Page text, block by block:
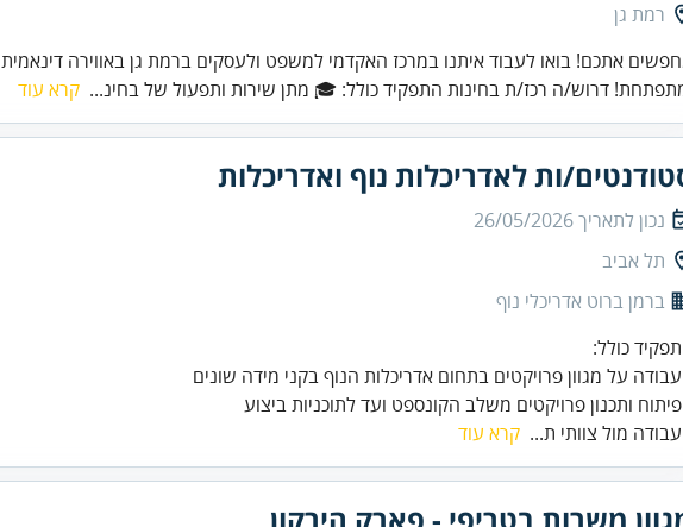
רמת גן
אתכם! בואו לעבוד איתנו במרכז האקדמי למשפט ולעסקים ברמת גן באווירה דינאמית
דרוש/ה רכז/ת בחינות התפקיד כולל: 🎓 מתן שירות ותפעול של בחינ... קרא עוד
ות לאדריכלות נוף ואדריכלות
נכון לתאריך26/05/2026
תל אביב
ברמן ברוט אדריכלי נוף
ותכנון פרויקטים משלב הקונספט ועד לתוכניות ביצוע
מול צוותי ת... קרא עוד